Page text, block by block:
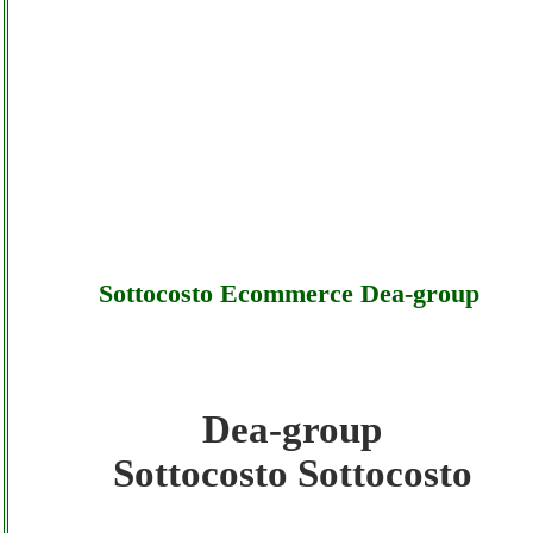
Sottocosto Ecommerce Dea-group
Dea-group - Sottocosto Ecommerce Dea-
group - Sottocosto
Dea-group
Sottocosto Sottocosto